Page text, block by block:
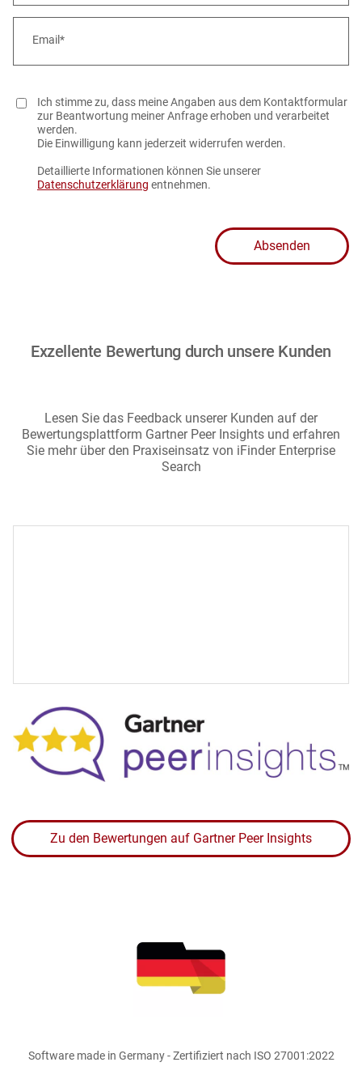
Email*
Privacy
policy
Ich stimme zu, dass meine Angaben aus dem Kontaktformular
zur Beantwortung meiner Anfrage erhoben und verarbeitet
werden.
Die Einwilligung kann jederzeit widerrufen werden.
Detaillierte Informationen können Sie unserer
Datenschutzerklärung entnehmen.
Exzellente Bewertung durch unsere Kunden
Lesen Sie das Feedback unserer Kunden auf der
Bewertungsplattform Gartner Peer Insights und erfahren
Sie mehr über den Praxiseinsatz von iFinder Enterprise
Search
Zu den Bewertungen auf Gartner Peer Insights
Software made in Germany - Zertifiziert nach ISO 27001:2022